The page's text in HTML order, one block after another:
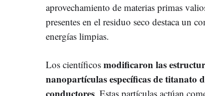
aprovechamiento de materias primas
presentes en el residuo seco destaca un
energías limpias.
Los científicos modificaron las
nanopartículas específicas de titanato
conductores . Estas partículas actúan